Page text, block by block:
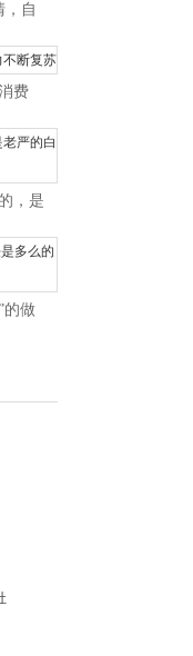
，自
费
，是
的做